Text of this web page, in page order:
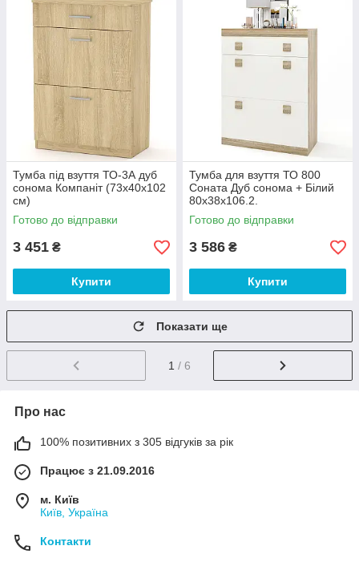
Тумба під взуття ТО-3А дуб
сонома Компаніт (73х40х102
см)
Готово до відправки
3 451 ₴
Купити
Тумба для взуття ТО 800
Соната Дуб сонома + Білий
80х38х106.2.
Готово до відправки
3 586 ₴
Купити
Показати ще
1 / 6
Про нас
100% позитивних з 305 відгуків за рік
Працює з 21.09.2016
м. Київ
Київ, Україна
Контакти